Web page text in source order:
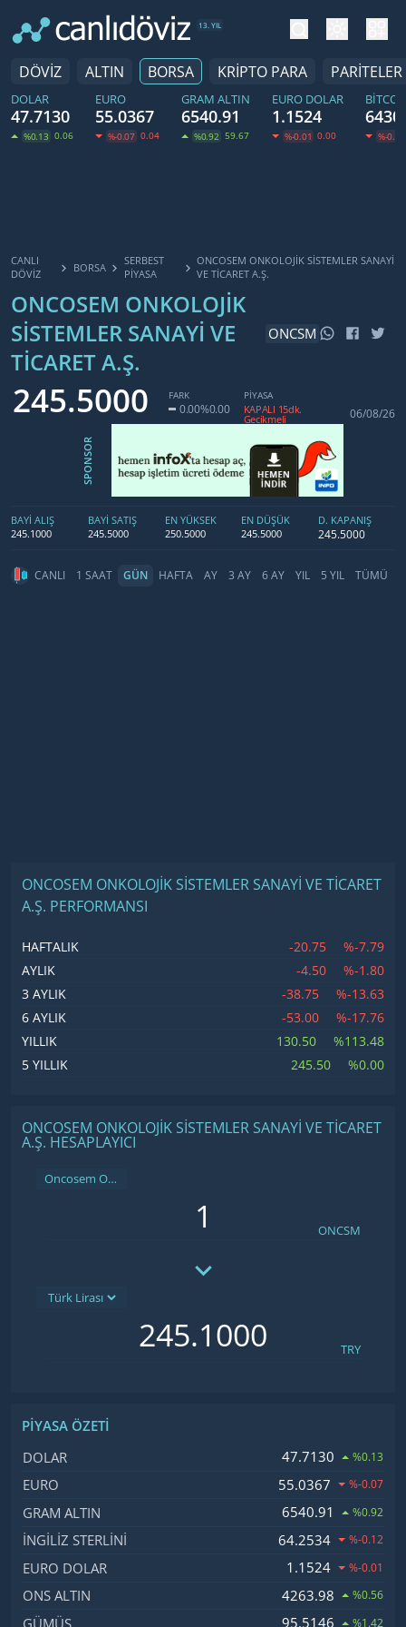
13. YIL
DÖVİZ ALTIN BORSA KRİPTO PARA PARİTELER
DOLAR
47.7130
%0.13 0.06
EURO
55.0367
%-0.07 0.04
GRAM ALTIN
6540.91
%0.92 59.67
EURO DOLAR
1.1524
%-0.01 0.00 %-0.25
CANLI
DÖVİZ
BORSA
SERBEST
PIYASA
ONCOSEM ONKOLOJIK SISTEMLER SANAYI
VE TICARET A.Ş.
ONCOSEM ONKOLOJIK
SISTEMLER SANAYI VE
TICARET A.Ş.
ONCSM
245.5000 FARK
0.00%0.00
PİYASA
KAPALI 15dk.
Gecikmeli 06/08/26
SPONSOR
BAYİ ALIŞ
245.1000
BAYİ SATIŞ
245.5000
EN YÜKSEK
250.5000
EN DÜŞÜK
245.5000
D. KAPANIŞ
245.5000
CANLI 1 SAAT GÜN HAFTA AY 3 AY 6 AY YIL 5 YIL TÜMÜ
ONCOSEM ONKOLOJIK SISTEMLER SANAYI VE TICARET
A.Ş. PERFORMANSI
HAFTALIK -20.75
%-7.79
AYLIK
-4.50
%-1.80
3 AYLIK
-38.75
%-13.63
6 AYLIK
-53.00
%-17.76
YILLIK
130.50
%113.48
5 YILLIK
245.50 %0.00
ONCOSEM ONKOLOJIK SISTEMLER SANAYI VE TICARET
A.Ş. HESAPLAYICI
Oncosem Onkolojik Sistemler Sanayi ve Ticaret A.Ş.
ONCSM
TRY
PIYASA ÖZETI
İsim, Kod
DOLAR 47.7130 %0.13
EURO 55.0367 %-0.07
GRAM ALTIN 6540.91 %0.92
İNGILIZ STERLINI 64.2534 %-0.12
EURO DOLAR 1.1524 %-0.01
ONS ALTIN 4263.98 %0.56
GÜMÜŞ 95.5146 %1.42